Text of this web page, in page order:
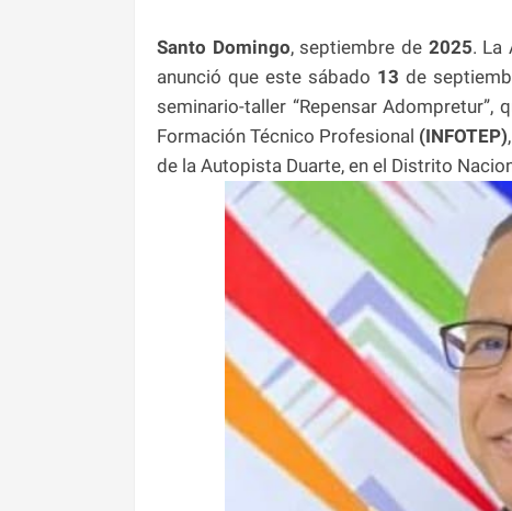
Santo Domingo, septiembre de 2025. La
anunció que este sábado 13 de
seminario-taller “Repensar
Formación Técnico Profesional (INFOTEP)
de la Autopista Duarte, en el Distrito